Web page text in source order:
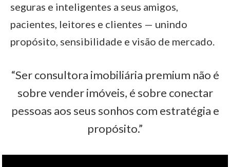
seguras e inteligentes a seus amigos,
pacientes, leitores e clientes — unindo
propósito, sensibilidade e visão de mercado.
“Ser consultora imobiliária premium não é
sobre vender imóveis, é sobre conectar
pessoas aos seus sonhos com estratégia e
propósito.”